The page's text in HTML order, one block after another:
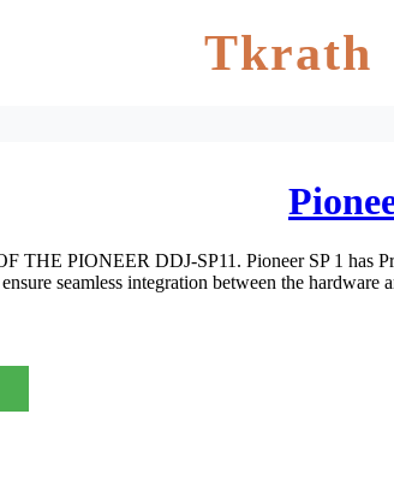
Tkrath
PIONEER DDJ-SP11. Pioneer SP 1 has
seamless integration between the hardware